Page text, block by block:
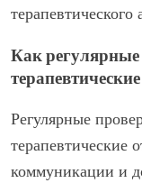
терапевтического
Как
Регулярные
терапевтические
коммуникации и